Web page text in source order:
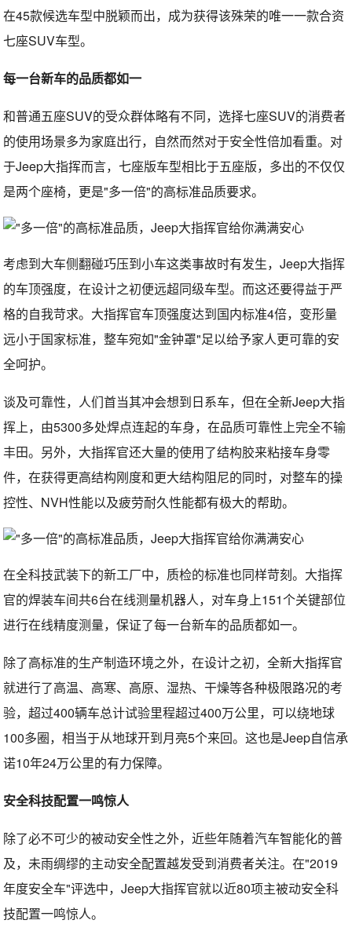
在45款候选车型中脱颖而出，成为获得该殊荣的唯一一款合资
七座SUV车型。
每一台新车的品质都如一
和普通五座SUV的受众群体略有不同，选择七座SUV的消费者
的使用场景多为家庭出行，自然而然对于安全性倍加看重。对
于Jeep大指挥而言，七座版车型相比于五座版，多出的不仅仅
是两个座椅，更是"多一倍"的高标准品质要求。
考虑到大车侧翻碰巧压到小车这类事故时有发生，Jeep大指挥
的车顶强度，在设计之初便远超同级车型。而这还要得益于严
格的自我苛求。大指挥官车顶强度达到国内标准4倍，变形量
远小于国家标准，整车宛如"金钟罩"足以给予家人更可靠的安
全呵护。
谈及可靠性，人们首当其冲会想到日系车，但在全新Jeep大指
挥上，由5300多处焊点连起的车身，在品质可靠性上完全不输
丰田。另外，大指挥官还大量的使用了结构胶来粘接车身零
件，在获得更高结构刚度和更大结构阻尼的同时，对整车的操
控性、NVH性能以及疲劳耐久性能都有极大的帮助。
在全科技武装下的新工厂中，质检的标准也同样苛刻。大指挥
官的焊装车间共6台在线测量机器人，对车身上151个关键部位
进行在线精度测量，保证了每一台新车的品质都如一。
除了高标准的生产制造环境之外，在设计之初，全新大指挥官
就进行了高温、高寒、高原、湿热、干燥等各种极限路况的考
验，超过400辆车总计试验里程超过400万公里，可以绕地球
100多圈，相当于从地球开到月亮5个来回。这也是Jeep自信承
诺10年24万公里的有力保障。
安全科技配置一鸣惊人
除了必不可少的被动安全性之外，近些年随着汽车智能化的普
及，未雨绸缪的主动安全配置越发受到消费者关注。在"2019
年度安全车"评选中，Jeep大指挥官就以近80项主被动安全科
技配置一鸣惊人。